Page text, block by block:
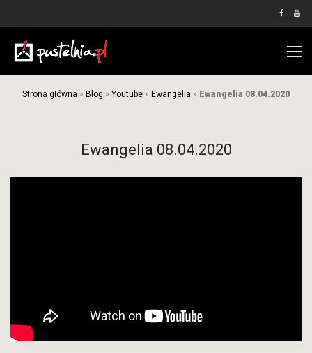
Strona główna » Blog » Youtube » Ewangelia » Ewangelia 08.04.2020
Ewangelia 08.04.2020